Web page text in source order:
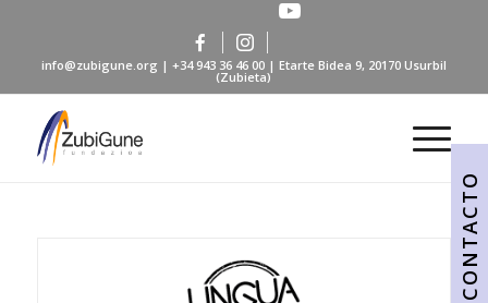
info@zubigune.org | +34 943 36 46 00 | Etarte Bidea 9, 20170 Usurbil
(Zubieta)
CONTACTO